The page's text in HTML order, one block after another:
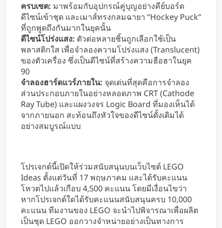
ครบเซต: มาพร้อมกับอุปกรณ์คู่บุญอย่างคีย์บอร์ด
ดีไซน์เข้าชุด และเมาส์ทรงกลมฉายา “Hockey Puck”
ที่ถูกพูดถึงกันมากในยุคนั้น
ดีไซน์โปร่งแสง: ตัวต่อหลายชิ้นถูกเลือกใช้เป็น
พลาสติกใส เพื่อจำลองความโปร่งแสง (Translucent)
ของตัวเครื่อง ซึ่งเป็นดีไซน์ที่สร้างความฮือฮาในยุค
90
จำลองฮาร์ดแวร์ภายใน: จุดเด่นที่สุดคือการจำลอง
ส่วนประกอบภายในอย่างหลอดภาพ CRT (Cathode
Ray Tube) และแผงวงจร Logic Board ที่มองเห็นได้
จากภายนอก สะท้อนถึงหัวใจของดีไซน์ดั้งเดิมได้
อย่างสมบูรณ์แบบ
โปรเจกต์นี้เปิดให้ร่วมสนับสนุนบนเว็บไซต์ LEGO
Ideas ตั้งแต่วันที่ 17 พฤษภาคม และได้รับคะแนน
โหวตไปแล้วเกือบ 4,500 คะแนน โดยมีเงื่อนไขว่า
หากโปรเจกต์ใดได้รับคะแนนสนับสนุนครบ 10,000
คะแนน ทีมงานของ LEGO จะนำไปพิจารณาเพื่อผลิต
เป็นชุด LEGO ออกวางจำหน่ายอย่างเป็นทางการ